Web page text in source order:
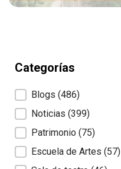
Categorías
Categorías
Blogs (486)
Noticias (399)
Patrimonio (75)
Escuela de Artes (57)